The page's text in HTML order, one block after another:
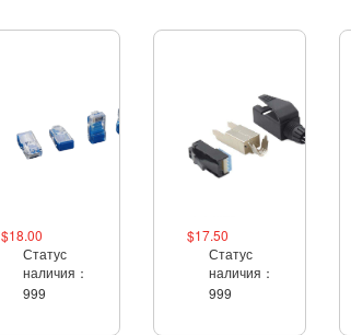
$18.00
Статус
наличия：
999
$17.50
Статус
наличия：
999